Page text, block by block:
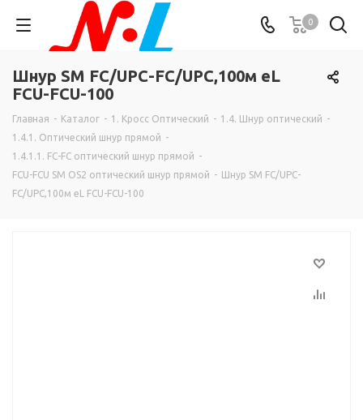
0
Шнур SM FC/UPC-FC/UPC,100м eL
FCU-FCU-100
Главная - Каталог - 1. Кросс Оптический - 1.4. Шнур оптический -
1.4.1. Оптический шнур прямой -
1.4.1.1. FC-FC оптический шнур прямой -
FCU-FCU SM OS2 оптический шнур прямой - Шнур SM FC/UPC-
FC/UPC,100м eL FCU-FCU-100